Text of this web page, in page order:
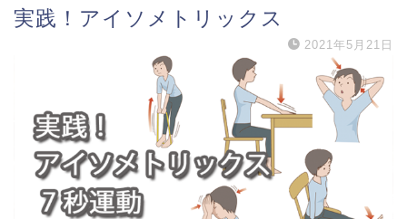
実践！アイソメトリックス
2021年5月21日